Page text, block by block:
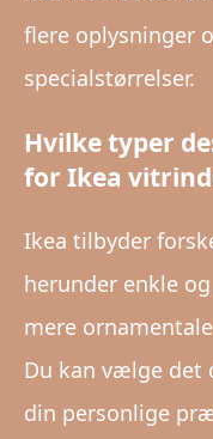
flere oplysninger
specialstørrelser.
Hvilke typer
for Ikea
Ikea tilbyder
herunder enkle
mere
Du kan vælge det
din personlige